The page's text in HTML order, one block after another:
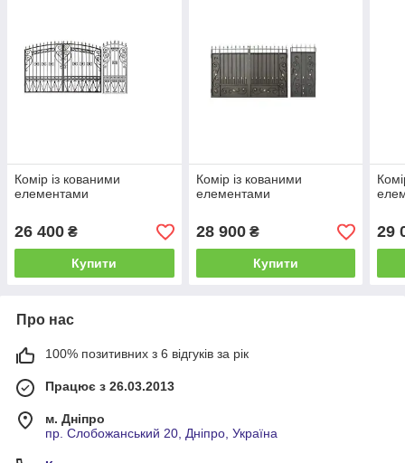
Комір із кованими
елементами
26 400 ₴
Купити
Комір із кованими
елементами
28 900₴
Купити
29
Про нас
100% позитивних з 6 відгуків за рік
Працює з 26.03.2013
м. Дніпро
пр. Слобожанський 20, Дніпро, Україна